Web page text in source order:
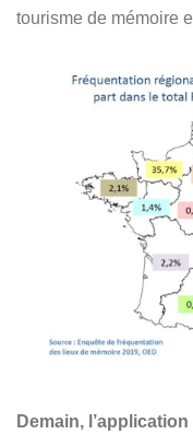
tourisme de mémoire
Demain,